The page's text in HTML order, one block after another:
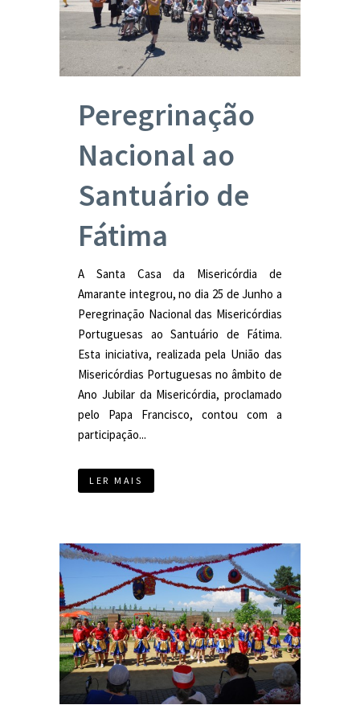
Peregrinação
Nacional ao
Santuário de
Fátima
A Santa Casa da Misericórdia de
Amarante integrou, no dia 25 de Junho a
Peregrinação Nacional das Misericórdias
Portuguesas ao Santuário de Fátima.
Esta iniciativa, realizada pela União das
Misericórdias Portuguesas no âmbito de
Ano Jubilar da Misericórdia, proclamado
pelo Papa Francisco, contou com a
participação...
LER MAIS